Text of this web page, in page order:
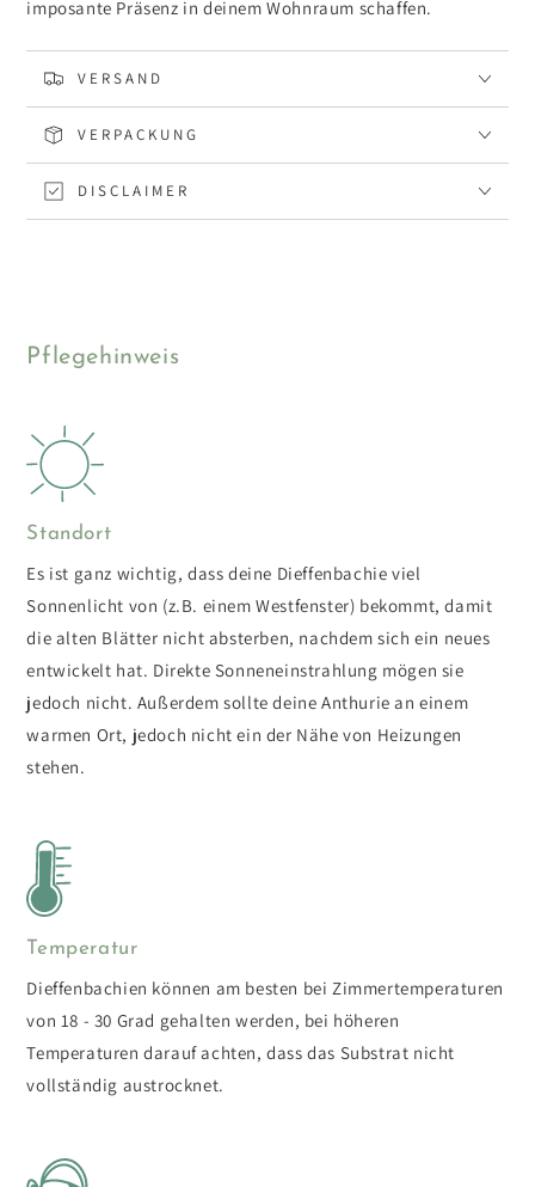
imposante Präsenz in deinem Wohnraum schaffen.
VERSAND
VERPACKUNG
DISCLAIMER
Pflegehinweis
Standort
Es ist ganz wichtig, dass deine Dieffenbachie viel
Sonnenlicht von (z.B. einem Westfenster) bekommt, damit
die alten Blätter nicht absterben, nachdem sich ein neues
entwickelt hat. Direkte Sonneneinstrahlung mögen sie
jedoch nicht. Außerdem sollte deine Anthurie an einem
warmen Ort, jedoch nicht ein der Nähe von Heizungen
stehen.
Temperatur
Dieffenbachien können am besten bei Zimmertemperaturen
von 18 - 30 Grad gehalten werden, bei höheren
Temperaturen darauf achten, dass das Substrat nicht
vollständig austrocknet.